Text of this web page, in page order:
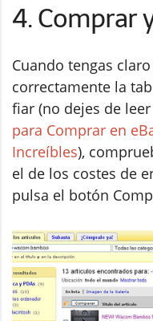
4. Comprar
Cuando tengas
correctamente la
fiar (no dejes de
para Comprar en
Increíbles),
el de los costes de
pulsa el botón